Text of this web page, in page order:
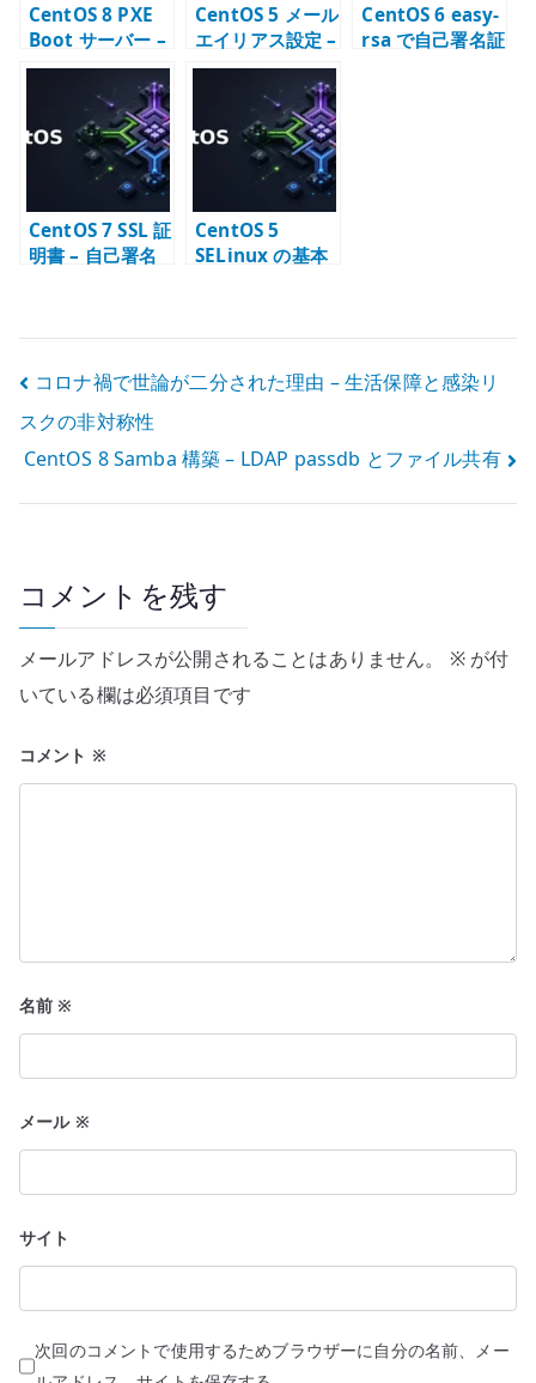
CentOS 8 PXE
Boot サーバー –
TFTP / DHCP /
pxelinux の基本
CentOS 5 メール
エイリアス設定 –
aliases と
newaliases の
CentOS 6 easy-
rsa で自己署名証
CentOS 7 SSL 証
明書 – 自己署名
CentOS 5
SELinux の基本
投
稿
ゲ
ー
シ
ン
コロナ禍で世論が二分された理由 – 生活保障と感染リ
スクの非対称性
CentOS 8 Samba 構築 – LDAP passdb とファイル共有
コメントを残す
メールアドレスが公開されることはありません。 ※が付
いている欄は必須項目です
コメント ※
名前※
メール ※
サイト
次回のコメントで使用するためブラウザーに自分の名前、メー